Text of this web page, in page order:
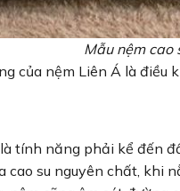
Mẫu nệm cao
của nệm Liên Á là điều
tính năng phải kể đến
cao su nguyên chất, khi